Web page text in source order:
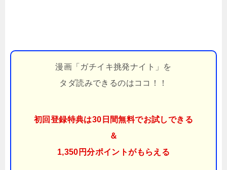
漫画「ガチイキ挑発ナイト」を
タダ読みできるのはココ！！
初回登録特典は30日間無料でお試しできる
＆
1,350円分ポイントがもらえる